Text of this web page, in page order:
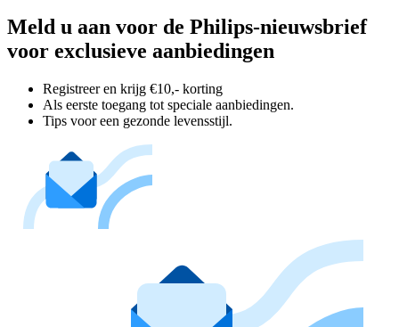
Meld u aan voor de Philips-nieuwsbrief
voor exclusieve aanbiedingen
Registreer en krijg €10,- korting
Als eerste toegang tot speciale aanbiedingen.
Tips voor een gezonde levensstijl.